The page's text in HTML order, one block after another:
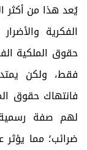
يُعد هذا من أكثر
الفكرية
حقوق الملكية
فقط، ولكن يمتد
فانتهاك حقوق
لهم صفة
ضرائب؛ مما يؤثر